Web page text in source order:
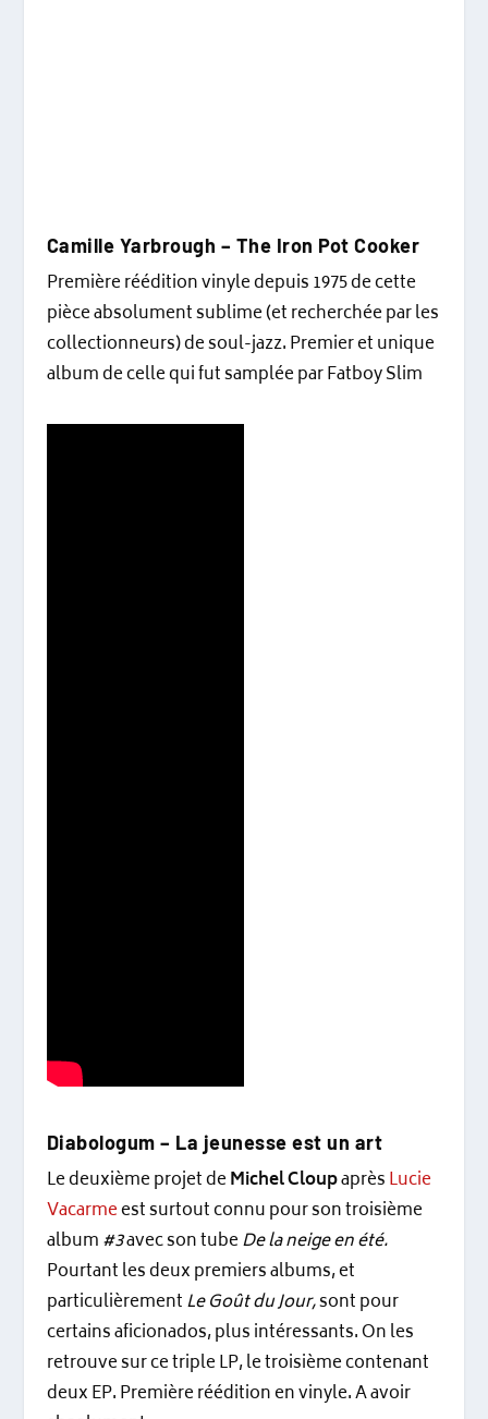
Camille Yarbrough ‎– The Iron Pot Cooker
Première réédition vinyle depuis 1975 de cette
pièce absolument sublime (et recherchée par les
collectionneurs) de soul-jazz. Premier et unique
album de celle qui fut samplée par Fatboy Slim
Diabologum – La jeunesse est un art
Le deuxième projet deMichel CloupaprèsLucie
Vacarmeest surtout connu pour son troisième
album#3avec son tubeDe la neige en été.
Pourtant les deux premiers albums, et
particulièrementLe Goût du Jour,sont pour
certains aficionados, plus intéressants. On les
retrouve sur ce triple LP, le troisième contenant
deux EP. Première réédition en vinyle. A avoir